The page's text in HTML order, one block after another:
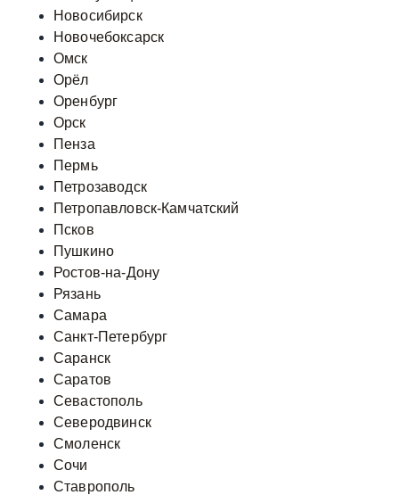
Новосибирск
Новочебоксарск
Омск
Орёл
Оренбург
Орск
Пенза
Пермь
Петрозаводск
Петропавловск-Камчатский
Псков
Пушкино
Ростов-на-Дону
Рязань
Самара
Санкт-Петербург
Саранск
Саратов
Севастополь
Северодвинск
Смоленск
Сочи
Ставрополь